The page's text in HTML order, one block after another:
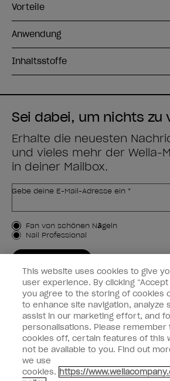
Vorteile
Anwendung
Inhaltsstoffe
Sei dabei, um nichts zu
Erhalte die neuesten
und vieles mehr der Wella-
in deiner Mailbox.
Gebe deine E-Mail-Adresse ein *
Kundenart
Fan von schönen Nägeln
Nail Professional
Kundeninformationen
Vernetzen
facebookinstagram
This website uses cookies to give
user experience. By clicking “Accept
you agree to the storing of cookies
to enhance site navigation, analyze
assist in our marketing effort, and
personalisations. Please remember
cookies off, certain features of this
not be available to you. Find out
we use
cookies. https://